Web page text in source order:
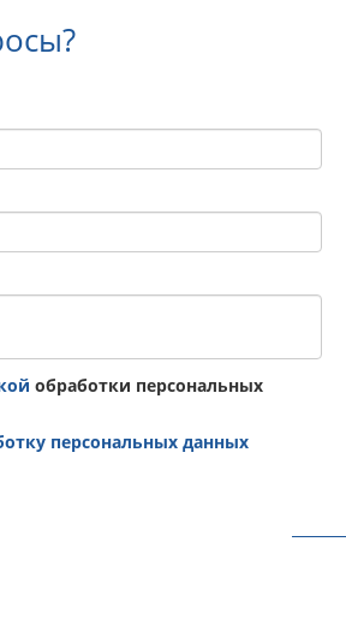
обработки персональных
персональных данных